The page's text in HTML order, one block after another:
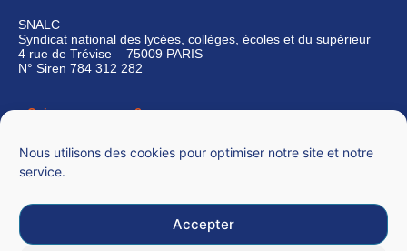
Nous utilisons des cookies pour optimiser notre site et notre
service.
Accepter
SNALC
Syndicat national des lycées, collèges, écoles et du supérieur
4 rue de Trévise – 75009 PARIS
N° Siren 784 312 282
Qui sommes-nous ?